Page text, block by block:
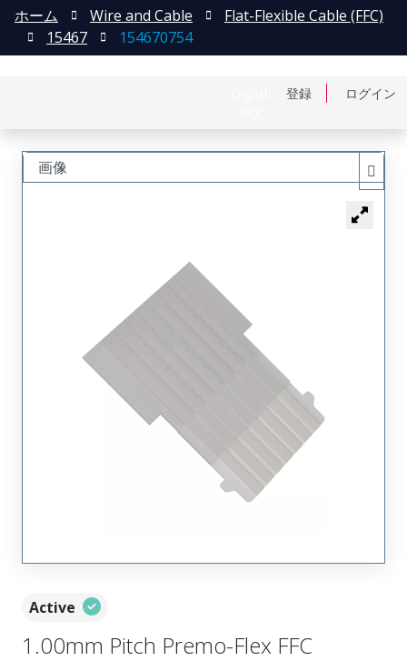
登録 ログイン
ホーム Wire and Cable
Flat-Flexible Cable (FFC)
15467
154670754
Active
1.00mm Pitch Premo-Flex FFC
画像